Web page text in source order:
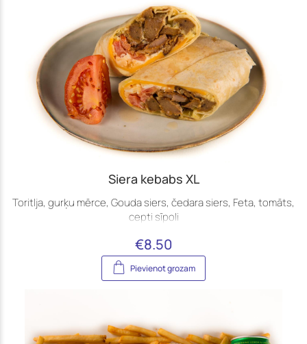
Siera kebabs XL
Toritlja, gurķu mērce, Gouda siers, čedara siers, Feta, tomāts,
cepti sīpoli
€8.50
Pievienot grozam